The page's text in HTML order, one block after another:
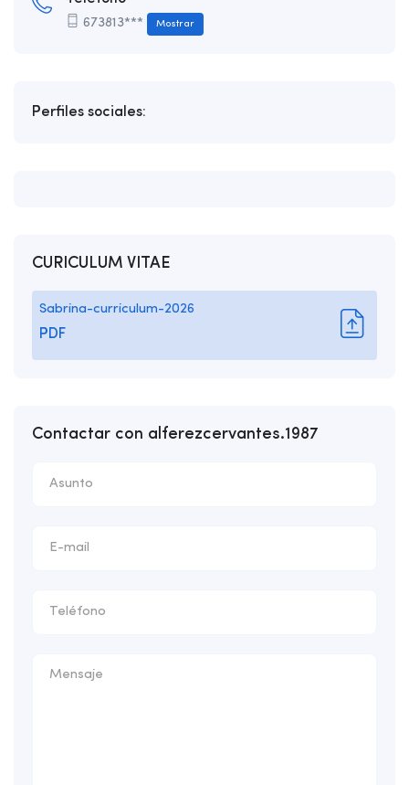
673813*** Mostrar
Perfiles sociales:
CURICULUM VITAE
Sabrina-curriculum-2026
PDF
Contactar con alferezcervantes.1987